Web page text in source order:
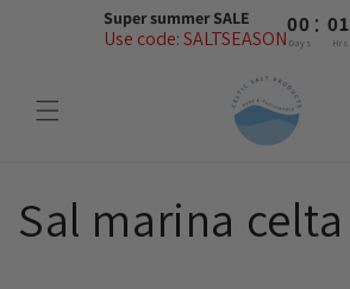
Super summer SALE
Use code: SALTSEASON
00 : 01
Days Hrs
directamente
al contenido
Sal marina celta